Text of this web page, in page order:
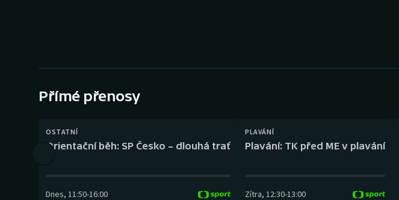
Gymnastika Plážový volejbal
Přímé přenosy
OSTATNÍ
Orientační běh: SP Česko – dlouhá trať
Dnes, 11:50-16:00
PLAVÁNÍ
Plavání: TK před ME v plavání
Zítra, 12:30-13:00